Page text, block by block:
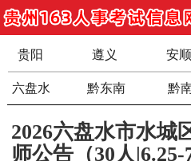
贵阳 遵义 安顺
六盘水 黔东南 黔
2026六盘水市水城
师公告（30人